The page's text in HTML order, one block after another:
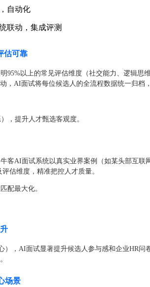
自动化
联动，集成评测
估可靠
95%以上的常见评估维度（社交能力、逻辑
，AI面试将每位候选人的全流程数据统一归档
，提升人才甄选客观度。
客AI面试系统以真实业界案例（如某头部互
估维度，精准把控人才质量。
配最大化。
），AI面试显著提升候选人参与感和企业HR
场景